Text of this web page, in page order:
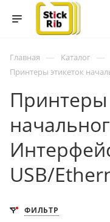
Главная — Каталог —
Принтеры этикеток
Принтеры
USB/
ФИЛЬТР